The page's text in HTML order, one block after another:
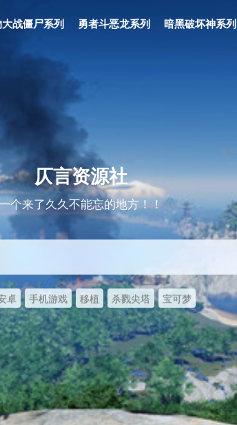
战僵尸系列 勇者斗恶龙系列 暗黑破坏神系列
仄言资源社
个来了久久不能忘的地方！！
卓 手机游戏 移植 杀戮尖塔 宝可梦